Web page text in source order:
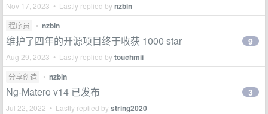
Nov 17, 2023 • Lastly replied bynzbin
程序员 • nzbin
维护了四年的开源项目终于收获 1000 star
Aug 29, 2023 • Lastly replied bytouchmii
9
分享创造 • nzbin
Ng-Matero v14 已发布
Jul 22, 2022 • Lastly replied bystring2020
3